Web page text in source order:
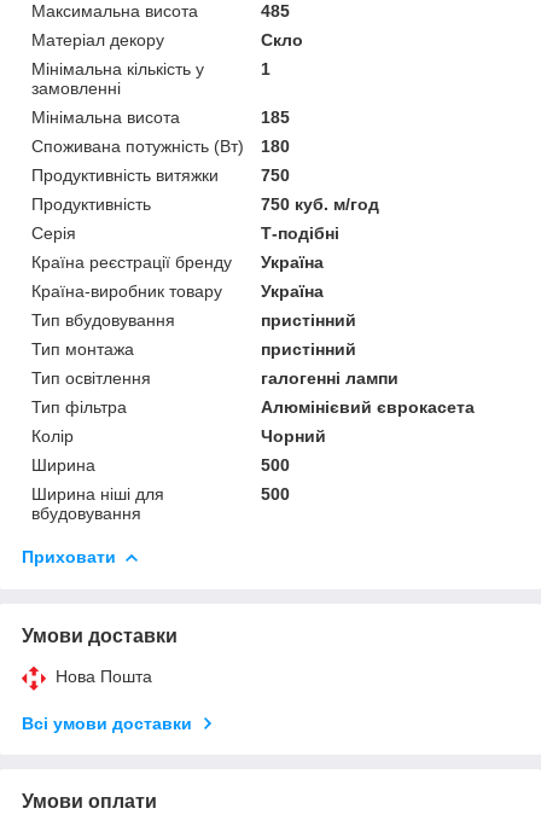
Максимальна висота
485
Матеріал декору
Скло
Мінімальна кількість у
замовленні
1
Мінімальна висота
185
Споживана потужність (Вт)
180
Продуктивність витяжки
750
Продуктивність
750 куб. м/год
Серія
Т-подібні
Країна реєстрації бренду
Україна
Країна-виробник товару
Україна
Тип вбудовування
пристінний
Тип монтажа
пристінний
Тип освітлення
галогенні лампи
Тип фільтра
Алюмінієвий єврокасета
Колір
Чорний
Ширина
500
Ширина ніші для
вбудовування
500
Приховати
Умови доставки
Нова Пошта
Всі умови доставки
Умови оплати